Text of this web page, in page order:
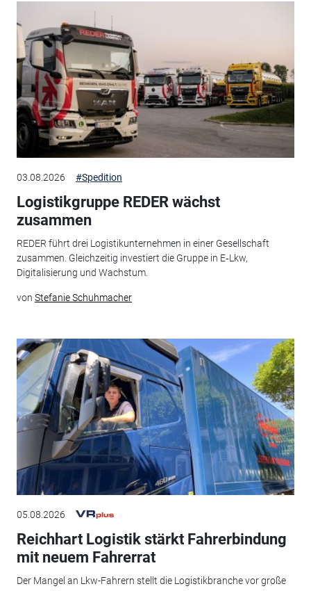
03.08.2026 #Spedition
Logistikgruppe REDER wächst
zusammen
REDER führt drei Logistikunternehmen in einer Gesellschaft
zusammen. Gleichzeitig investiert die Gruppe in E‑Lkw,
Digitalisierung und Wachstum.
von Stefanie Schuhmacher
05.08.2026
Reichhart Logistik stärkt Fahrerbindung
mit neuem Fahrerrat
Der Mangel an Lkw-Fahrern stellt die Logistikbranche vor große